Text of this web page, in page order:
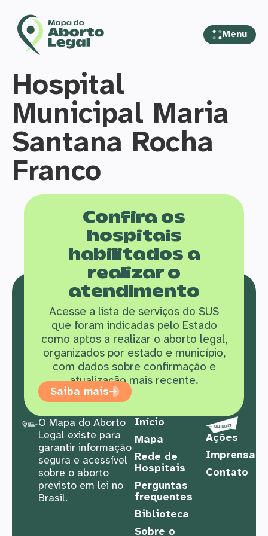
Menu
Hospital
Municipal Maria
Santana Rocha
Franco
Confira os
hospitais
habilitados a
realizar o
atendimento
Acesse a lista de serviços do SUS
que foram indicadas pelo Estado
como aptos a realizar o aborto legal,
organizados por estado e município,
com dados sobre confirmação e
atualização mais recente.
Saiba mais
O Mapa do Aborto
Legal existe para
garantir informação
segura e acessível
sobre o aborto
previsto em lei no
Brasil.
Início
Mapa
Rede de
Hospitais
Perguntas
frequentes
Biblioteca
Sobre o
Ações
Imprensa
Contato